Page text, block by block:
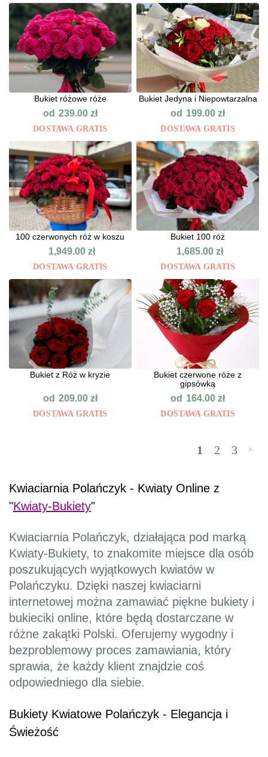
Bukiet różowe róże
od 239.00 zł
DOSTAWA GRATIS
Bukiet Jedyna i Niepowtarzalna
od 199.00zł
DOSTAWA GRATIS
100 czerwonych róż w koszu
1,949.00zł
DOSTAWA GRATIS
Bukiet 100 róż
1,685.00 zł
DOSTAWA GRATIS
Bukiet z Róż w kryzie
od 209.00 zł
DOSTAWA GRATIS
Bukiet czerwone róże z
gipsówką
od 164.00zł
DOSTAWA GRATIS
1 2 3 »
Kwiaciarnia Polańczyk - Kwiaty Online z
"Kwiaty-Bukiety"
Kwiaciarnia Polańczyk, działająca pod marką
Kwiaty-Bukiety, to znakomite miejsce dla osób
poszukujących wyjątkowych kwiatów w
Polańczyku. Dzięki naszej kwiaciarni
internetowej można zamawiać piękne bukiety i
bukieciki online, które będą dostarczane w
różne zakątki Polski. Oferujemy wygodny i
bezproblemowy proces zamawiania, który
sprawia, że każdy klient znajdzie coś
odpowiedniego dla siebie.
Bukiety Kwiatowe Polańczyk - Elegancja i
Świeżość